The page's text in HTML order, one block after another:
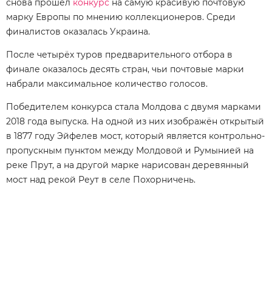
снова прошёл конкурс на самую красивую почтовую
марку Европы по мнению коллекционеров. Среди
финалистов оказалась Украина.
После четырёх туров предварительного отбора в
финале оказалось десять стран, чьи почтовые марки
набрали максимальное количество голосов.
Победителем конкурса стала Молдова с двумя марками
2018 года выпуска. На одной из них изображён открытый
в 1877 году Эйфелев мост, который является контрольно-
пропускным пунктом между Молдовой и Румынией на
реке Прут, а на другой марке нарисован деревянный
мост над рекой Реут в селе Похорничень.